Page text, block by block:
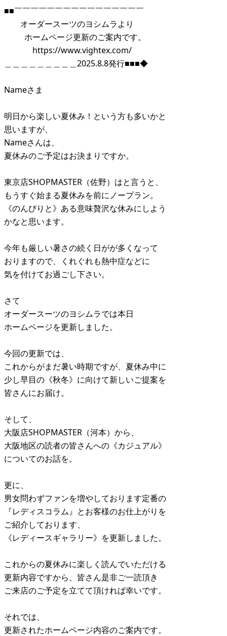
■■￣￣￣￣￣￣￣￣￣￣￣￣￣￣￣￣
オーダースーツのヨシムラより
ホームページ更新のご案内です。
https://www.vightex.com/
＿＿＿＿＿＿＿＿＿2025.8.8発行■■■◆
Nameさま
明日から楽しい夏休み！という方も多いかと
思いますが、
Nameさんは、
夏休みのご予定はお決まりですか。
東京店SHOPMASTER（佐野）はと言うと、
もうすぐ始まる夏休みを前にノープラン。
《のんびりと》ある意味贅沢な休みにしよう
かなと思います。
今年も厳しい暑さの続く日がが多くなって
おりますので、くれぐれも熱中症などに
気を付けてお過ごし下さい。
さて
オーダースーツのヨシムラでは本日
ホームページを更新しました。
今回の更新では、
これからがまだ暑い時期ですが、夏休み中に
少し早目の《秋冬》に向けて新しいご提案を
皆さんにお届け。
そして、
大阪店SHOPMASTER（河本）から、
大阪地区の読者の皆さんへの《カジュアル》
についてのお話を。
更に、
男女問わずファンを増やしております定番の
『レディスコラム』とお客様のお仕上がりを
ご紹介しております、
《レディースギャラリー》を更新しました。
これからの夏休みに楽しく読んでいただける
更新内容ですから、皆さん是非ご一読頂き
ご来店のご予定を立てて頂ければ幸いです。
それでは、
更新されたホームページ内容のご案内です。